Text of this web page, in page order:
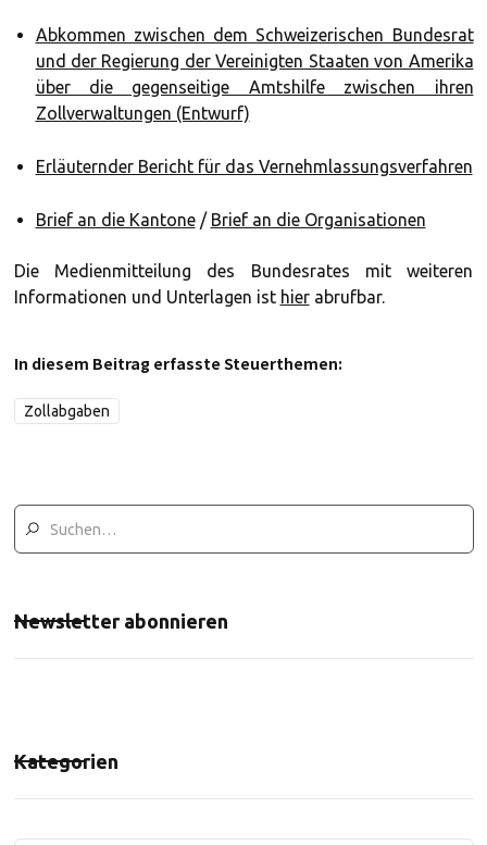
Abkommen zwischen dem Schweizerischen Bundesrat
und der Regierung der Vereinigten Staaten von Amerika
über die gegenseitige Amtshilfe zwischen ihren
Zollverwaltungen (Entwurf)
Erläuternder Bericht für das Vernehmlassungsverfahren
Brief an die Kantone/ Brief an die Organisationen
Die Medienmitteilung des Bundesrates mit weiteren
Informationen und Unterlagen ist hierabrufbar.
In diesem Beitrag erfasste Steuerthemen:
Zollabgaben
Newsletter abonnieren
Kategorien